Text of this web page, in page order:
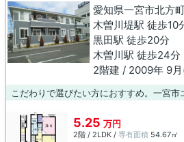
愛知県一宮市北方
木曽川堤駅 徒歩10
黒田駅 徒歩20分
木曽川駅 徒歩24分
2階建 / 2009年 9
5.25 万円
2階 / 2LDK / 専有面積 54.67㎡